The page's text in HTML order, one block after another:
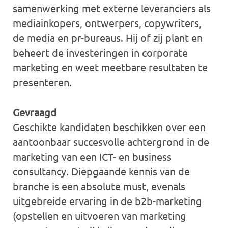
samenwerking met externe leveranciers als
mediainkopers, ontwerpers, copywriters,
de media en pr-bureaus. Hij of zij plant en
beheert de investeringen in corporate
marketing en weet meetbare resultaten te
presenteren.
Gevraagd
Geschikte kandidaten beschikken over een
aantoonbaar succesvolle achtergrond in de
marketing van een ICT- en business
consultancy. Diepgaande kennis van de
branche is een absolute must, evenals
uitgebreide ervaring in de b2b-marketing
(opstellen en uitvoeren van marketing